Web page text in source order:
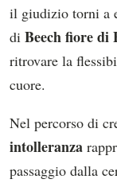
il giudizio torni a
di Beech fiore di
ritrovare la
cuore.
Nel percorso di
intolleranza
passaggio dalla